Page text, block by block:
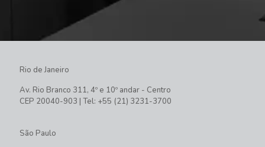
Rio de Janeiro
Av. Rio Branco 311, 4º e 10º andar - Centro
CEP 20040-903 | Tel: +55 (21) 3231-3700
São Paulo